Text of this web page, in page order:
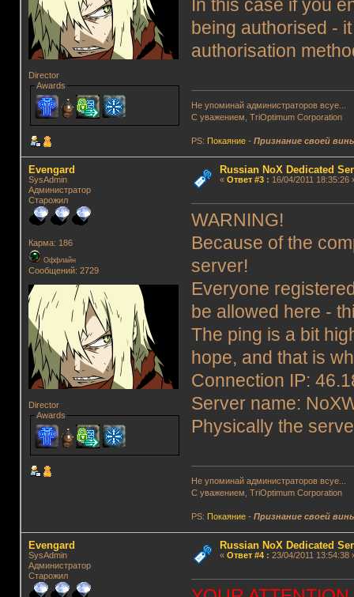
Director
Awards
In this case if you
being authorised -
authorisation
Не упоминай администраторов всуе...
С уважением, TriOptimum Corporation
PS: Покаяние -Признание своей
Evengard
SysAdmin
Администратор
Старожил
Карма: 186
Оффлайн
Сообщений: 2729
Director
Awards
Russian NoX Dedicated
« Ответ #3: 16/04/2011 18:35:26
WARNING!
Because of the
server!
Everyone
be allowed here -
The ping is a bit
hope, and that is
Connection IP:
Server name:
Physically the
Не упоминай администраторов всуе...
С уважением, TriOptimum Corporation
PS: Покаяние -Признание своей
Evengard
SysAdmin
Администратор
Старожил
Russian NoX Dedicated
« Ответ #4: 23/04/2011 13:54:38